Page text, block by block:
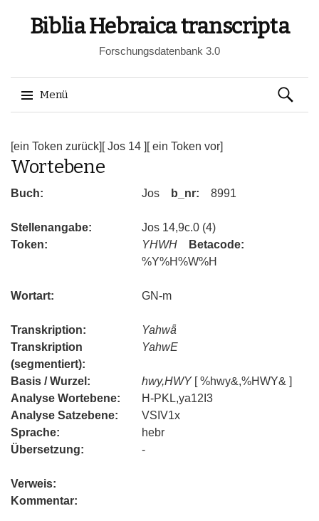
Biblia Hebraica transcripta
Forschungsdatenbank 3.0
Menü
zum
Inhalt
Suchen
nach:
[ein Token zurück] [ Jos 14 ] [ ein Token vor]
Wortebene
Buch: Jos b_nr: 8991
Stellenangabe:
Jos 14,9c.0 (4)
Token:
YHWH
Betacode:
%Y%H%W%H
Wortart: GN-m
Transkription:
Yahwǟ
Transkription
(segmentiert):
YahwE
Basis / Wurzel: hwy,HWY [ %hwy&,%HWY& ]
Analyse Wortebene:
H-PKL,ya12I3
Analyse Satzebene:
VSIV1x
Sprache:
hebr
Übersetzung:
-
Verweis:
Kommentar: